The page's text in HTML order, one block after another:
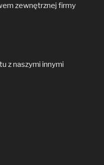
zewnętrznej firmy
z naszymi innymi